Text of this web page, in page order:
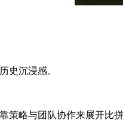
史沉浸感。
策略与团队协作来展开比拼